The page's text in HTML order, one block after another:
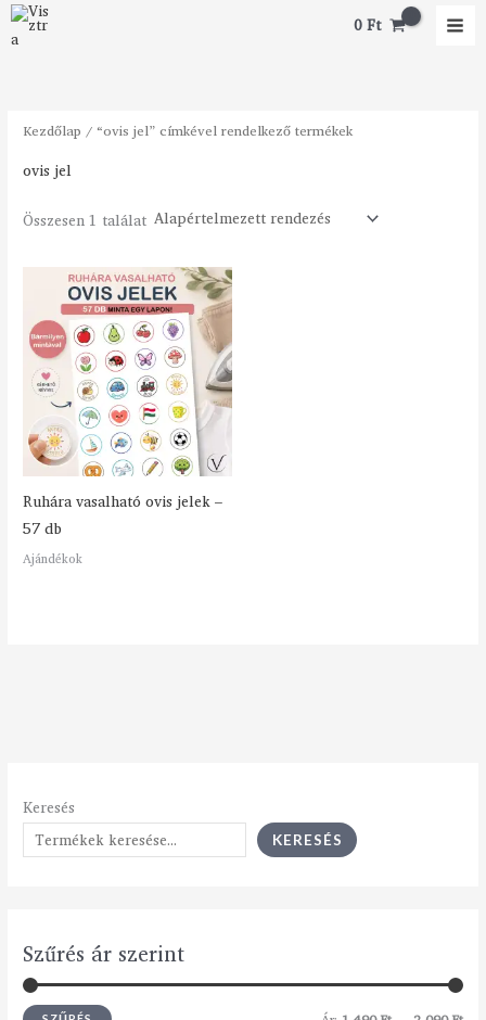
Skip
to
0Ft
Keresés
KERESÉS
Szűrés ár szerint
MM
Kezdőlap / “ovis jel” címkével rendelkező termékek
ovis jel
Összesen 1 találat
Ruhára vasalható ovis jelek –
57 db
Ajándékok